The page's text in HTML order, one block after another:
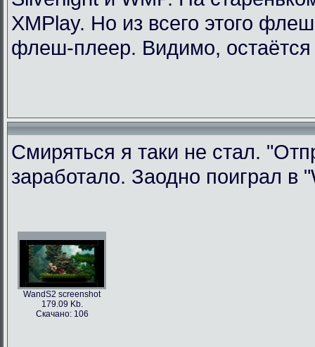
XMPlay. Но из всего этого
флеш-плеер. Видимо,
Смиряться я таки не стал.
заработало. Заодно поиграл в
WandS2 screenshot
179.09 Kb.
Скачано: 106